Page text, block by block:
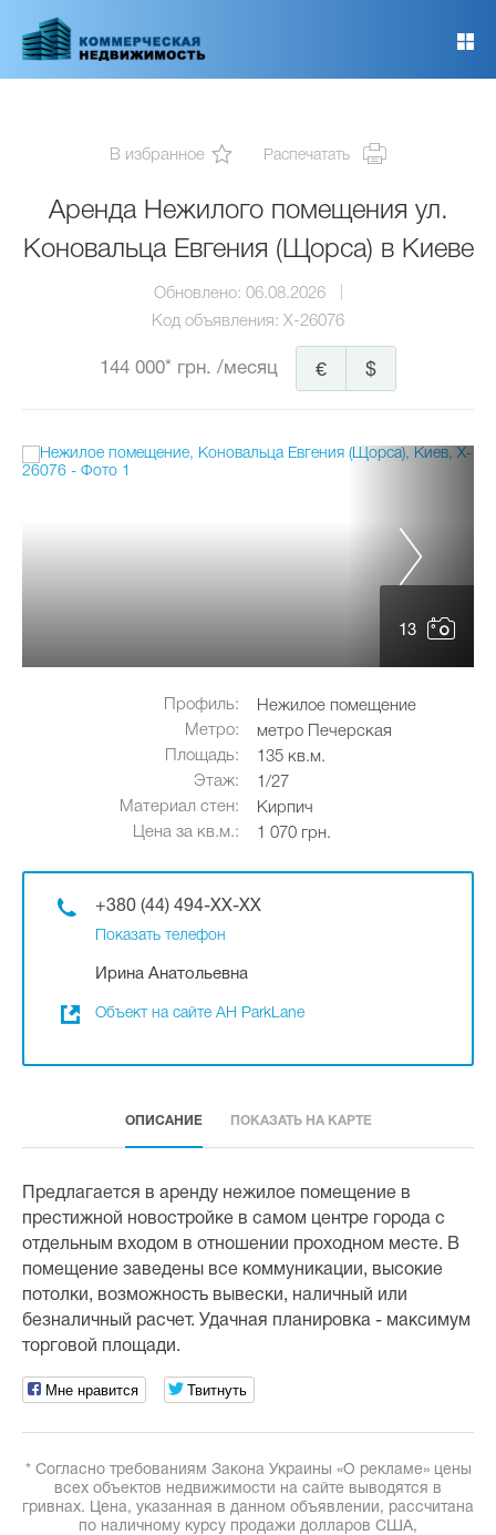
основному
В избранное Распечатать
Аренда Нежилого помещения ул.
Коновальца Евгения (Щорса) в Киеве
Обновлено: 06.08.2026
Код объявления: X-26076
144 000* грн. /месяц $
€
13
Профиль:
Нежилое помещение
Метро:
метро Печерская
Площадь:
135 кв.м.
Этаж:
1/27
Материал стен:
Кирпич
Цена за кв.м.:
1 070 грн.
+380 (44) 494-XX-XX
Показать телефон
Ирина Анатольевна
Объект на сайте АН ParkLane
ОПИСАНИЕ ПОКАЗАТЬ НА КАРТЕ
Предлагается в аренду нежилое помещение в
престижной новостройке в самом центре города с
отдельным входом в отношении проходном месте. В
помещение заведены все коммуникации, высокие
потолки, возможность вывески, наличный или
безналичный расчет. Удачная планировка - максимум
торговой площади.
Мне нравится Твитнуть
* Согласно требованиям Закона Украины «О рекламе» цены
всех объектов недвижимости на сайте выводятся в
гривнах. Цена, указанная в данном объявлении, рассчитана
по наличному курсу продажи долларов США,